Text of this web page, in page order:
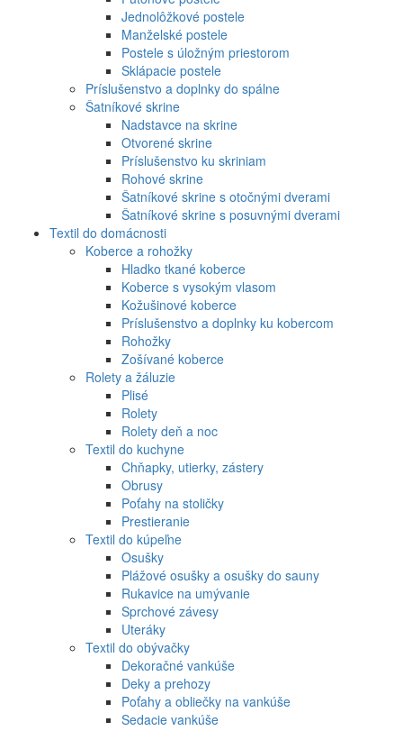
Jednolôžkové postele
Manželské postele
Postele s úložným priestorom
Sklápacie postele
Príslušenstvo a doplnky do spálne
Šatníkové skrine
Nadstavce na skrine
Otvorené skrine
Príslušenstvo ku skriniam
Rohové skrine
Šatníkové skrine s otočnými dverami
Šatníkové skrine s posuvnými dverami
Textil do domácnosti
Koberce a rohožky
Hladko tkané koberce
Koberce s vysokým vlasom
Kožušinové koberce
Príslušenstvo a doplnky ku kobercom
Rohožky
Zošívané koberce
Rolety a žáluzie
Plisé
Rolety
Rolety deň a noc
Textil do kuchyne
Chňapky, utierky, zástery
Obrusy
Poťahy na stoličky
Prestieranie
Textil do kúpeľne
Osušky
Plážové osušky a osušky do sauny
Rukavice na umývanie
Sprchové závesy
Uteráky
Textil do obývačky
Dekoračné vankúše
Deky a prehozy
Poťahy a obliečky na vankúše
Sedacie vankúše